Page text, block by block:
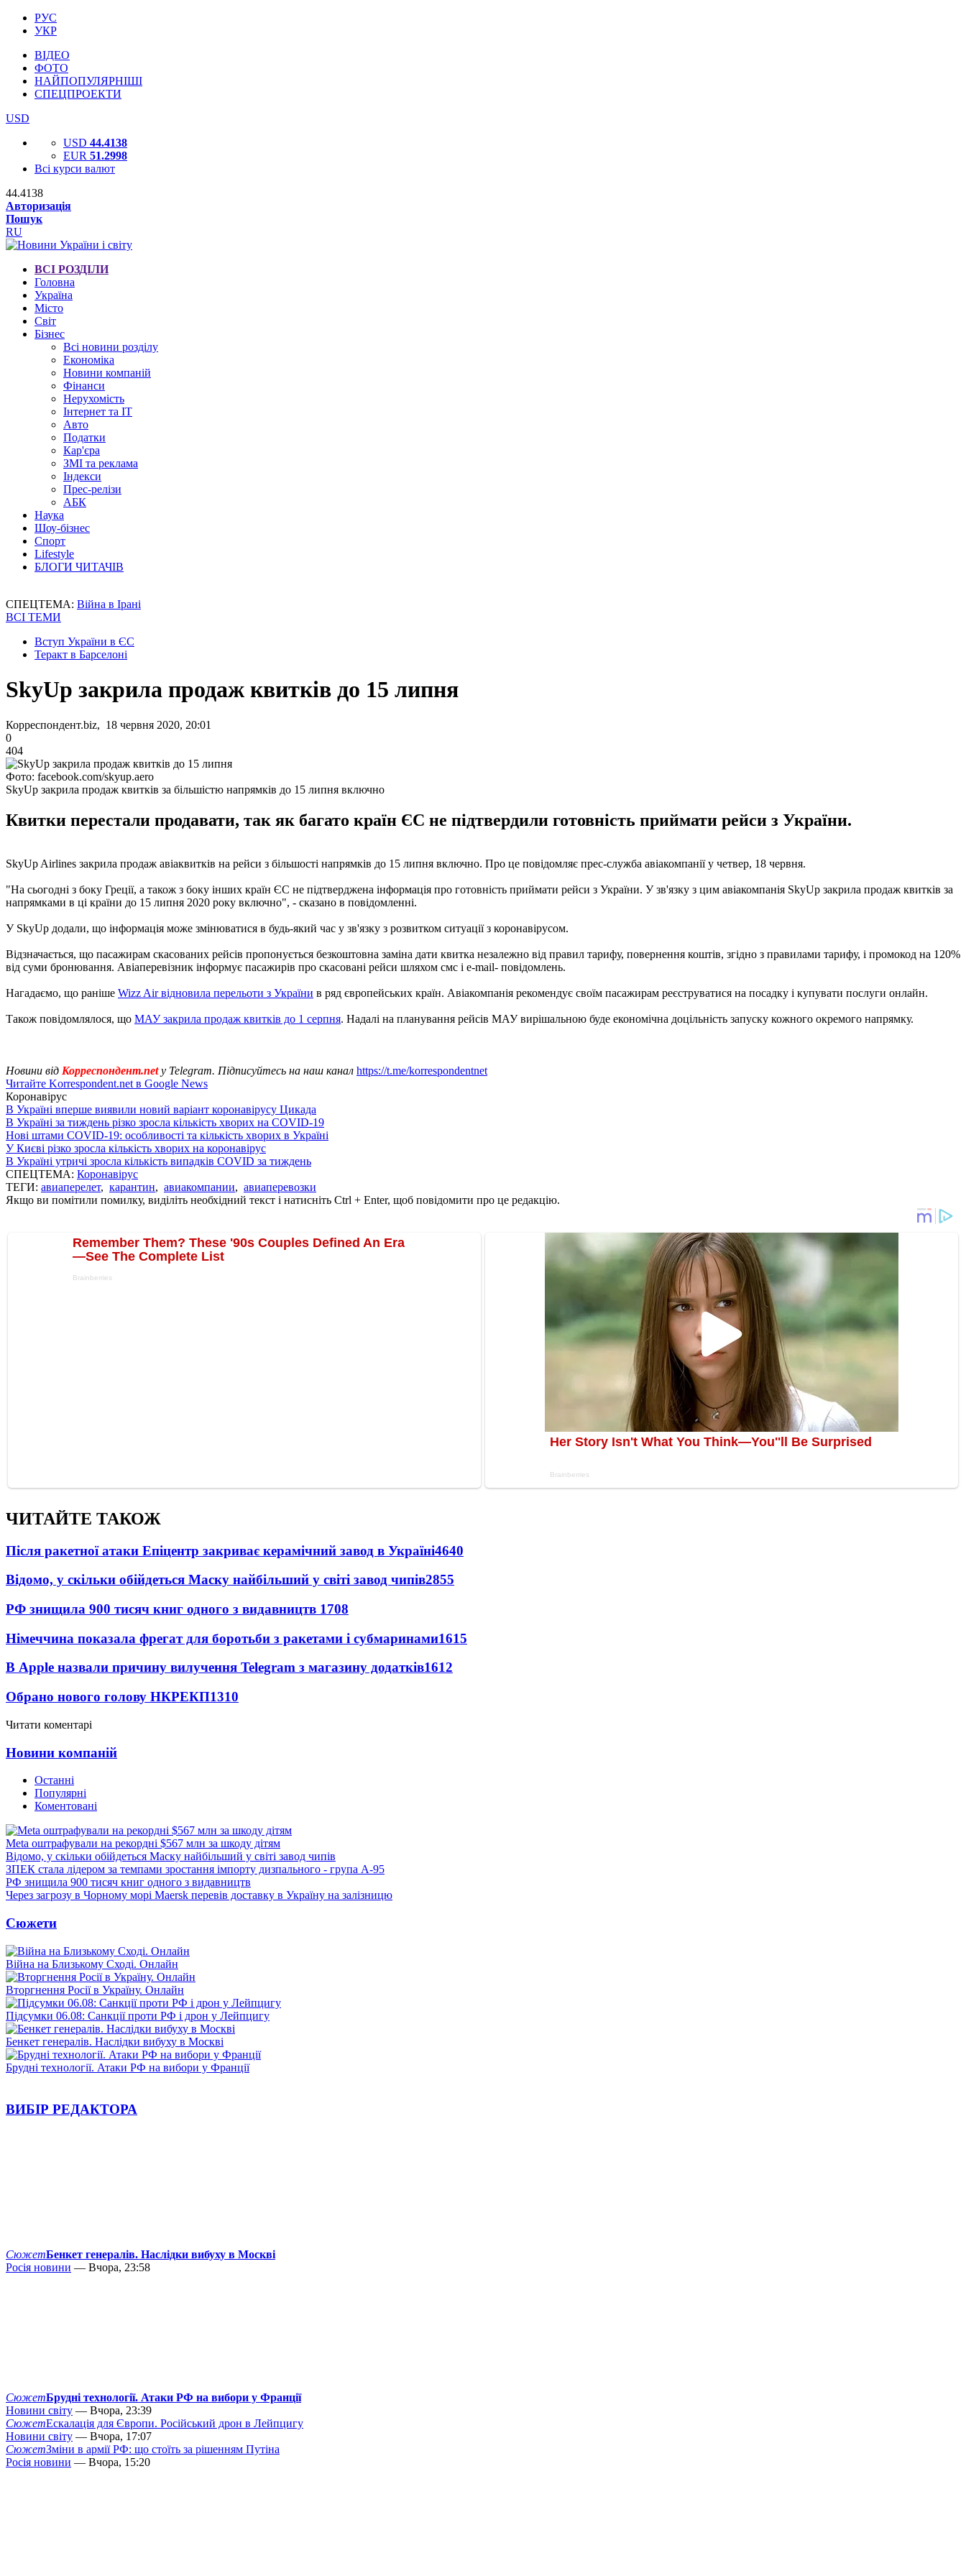
РУС
УКР
ВІДЕО
ФОТО
НАЙПОПУЛЯРНІШІ
СПЕЦПРОЕКТИ
USD
USD 44.4138
EUR 51.2998
Всі курси валют
44.4138
Авторизація
Пошук
RU
ВСІ РОЗДІЛИ
Головна
Україна
Місто
Світ
Бізнес
Всі новини розділу
Економіка
Новини компаній
Фінанси
Нерухомість
Інтернет та IT
Авто
Податки
Кар'єра
ЗМІ та реклама
Індекси
Прес-релізи
АБК
Наука
Шоу-бізнес
Спорт
Lifestyle
БЛОГИ ЧИТАЧІВ
СПЕЦТЕМА: Війна в Ірані
ВСІ ТЕМИ
Вступ України в ЄС
Теракт в Барселоні
SkyUр закрила продаж квитків до 15 липня
Корреспондент.biz, 18 червня 2020, 20:01
0
404
Фото: facebook.com/skyup.aero
SkyUр закрила продаж квитків за більшістю напрямків до 15 липня включно
Квитки перестали продавати, так як багато країн ЄС не підтвердили готовність приймати рейси з України.
SkyUp Airlines закрила продаж авіаквитків на рейси з більшості напрямків до 15 липня включно. Про це повідомляє прес-служба авіакомпанії у четвер, 18 червня.
"На сьогодні з боку Греції, а також з боку інших країн ЄС не підтверджена інформація про готовність приймати рейси з України. У зв'язку з цим авіакомпанія SkyUp закрила продаж квитків за
напрямками в ці країни до 15 липня 2020 року включно", - сказано в повідомленні.
У SkyUp додали, що інформація може змінюватися в будь-який час у зв'язку з розвитком ситуації з коронавірусом.
Відзначається, що пасажирам скасованих рейсів пропонується безкоштовна заміна дати квитка незалежно від правил тарифу, повернення коштів, згідно з правилами тарифу, і промокод на 120%
від суми бронювання. Авіаперевізник інформує пасажирів про скасовані рейси шляхом смс і e-mail- повідомлень.
Нагадаємо, що раніше Wizz Air відновила перельоти з України в ряд європейських країн. Авіакомпанія рекомендує своїм пасажирам реєструватися на посадку і купувати послуги онлайн.
Також повідомлялося, що МАУ закрила продаж квитків до 1 серпня. Надалі на планування рейсів МАУ вирішальною буде економічна доцільність запуску кожного окремого напрямку.
Новини від Корреспондент.net у Telegram. Підписуйтесь на наш канал https://t.me/korrespondentnet
Читайте Korrespondent.net в Google News
Коронавірус
В Україні вперше виявили новий варіант коронавірусу Цикада
В Україні за тиждень різко зросла кількість хворих на COVID-19
Нові штами COVID-19: особливості та кількість хворих в Україні
У Києві різко зросла кількість хворих на коронавірус
В Україні утричі зросла кількість випадків COVID за тиждень
СПЕЦТЕМА: Коронавірус
ТЕГИ: авиаперелет, карантин, авиакомпании, авиаперевозки
Якщо ви помітили помилку, виділіть необхідний текст і натисніть Ctrl + Enter, щоб повідомити про це редакцію.
ЧИТАЙТЕ ТАКОЖ
Після ракетної атаки Епіцентр закриває керамічний завод в Україні4640
Відомо, у скільки обійдеться Маску найбільший у світі завод чипів2855
РФ знищила 900 тисяч книг одного з видавництв 1708
Німеччина показала фрегат для боротьби з ракетами і субмаринами1615
В Apple назвали причину вилучення Telegram з магазину додатків1612
Обрано нового голову НКРЕКП1310
Читати коментарі
Новини компаній
Останні
Популярні
Коментовані
Meta оштрафували на рекордні $567 млн за шкоду дітям
Відомо, у скільки обійдеться Маску найбільший у світі завод чипів
ЗПЕК стала лідером за темпами зростання імпорту дизпального - група А-95
РФ знищила 900 тисяч книг одного з видавництв
Через загрозу в Чорному морі Maersk перевів доставку в Україну на залізницю
Сюжети
Війна на Близькому Сході. Онлайн
Вторгнення Росії в Україну. Онлайн
Підсумки 06.08: Санкції проти РФ і дрон у Лейпцигу
Бенкет генералів. Наслідки вибуху в Москві
Брудні технології. Атаки РФ на вибори у Франції
ВИБІР РЕДАКТОРА
СюжетБенкет генералів. Наслідки вибуху в Москві
Росія новини — Вчора, 23:58
СюжетБрудні технології. Атаки РФ на вибори у Франції
Новини світу — Вчора, 23:39
СюжетЕскалація для Європи. Російський дрон в Лейпцигу
Новини світу — Вчора, 17:07
СюжетЗміни в армії РФ: що стоїть за рішенням Путіна
Росія новини — Вчора, 15:20